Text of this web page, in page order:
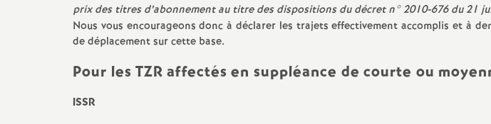
prix des titres d’abonnement au titre des dispositions du décret n° 2010-676 du 21
Nous vous encourageons donc à déclarer les trajets effectivement accomplis et à
de déplacement sur cette base.
Pour les TZR affectés en suppléance de courte ou
ISSR